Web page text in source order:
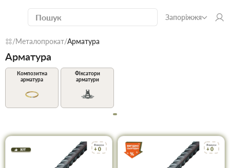
Запоріжжя
Металопрокат Арматура
Арматура
Композитна
арматура
Фіксатори
арматури
Бонуси
+ 0
Бонуси
+ 0